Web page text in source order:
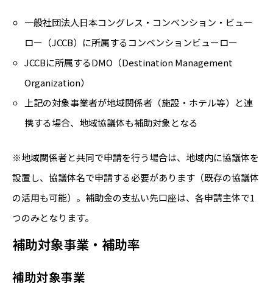
一般社団法人日本コングレス・コンベンション・ビュー
ロー（JCCB）に所属するコンベンションビューロー
JCCBに所属するDMO（Destination Management
Organization）
上記の対象事業者が地域関係者（施設・ホテル等）と連
携する場合、地域協議体も補助対象となる
※地域関係者と共同で申請を行う場合は、地域内に協議体を
設置し、協議体名で申請する必要があります（既存の協議体
の活用も可能）。補助金の支払い先口座は、各申請主体で1
つのみとなります。
補助対象事業・補助率
補助対象事業